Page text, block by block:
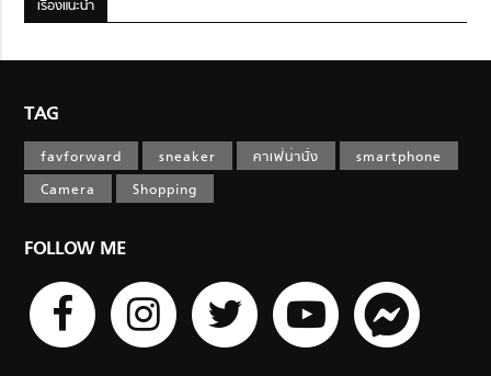
เรื่องแนะนำ
TAG
favforward sneaker คาเฟ่น่านั่ง
smartphone
Camera
Shopping
FOLLOW ME